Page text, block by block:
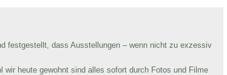
festgestellt, dass Ausstellungen – wenn nicht zu exzessiv
heute gewohnt sind alles sofort durch Fotos und Filme